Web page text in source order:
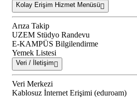
Kolay Erişim Hizmet Menüsü
Arıza Takip
UZEM Stüdyo Randevu
E-KAMPÜS Bilgilendirme
Yemek Listesi
Veri / İletişim
Veri Merkezi
Kablosuz İnternet Erişimi (eduroam)